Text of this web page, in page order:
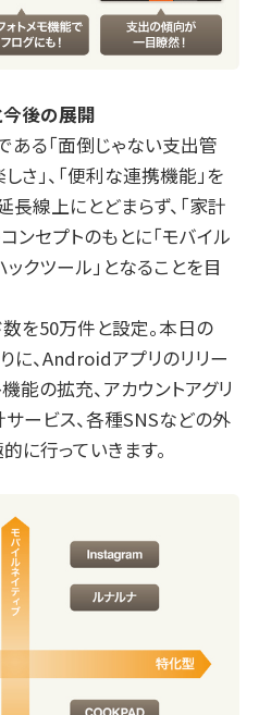
後の展開
ある「面倒じゃない支出管
さ」、「便利な連携機能」を
線上にとどまらず、「家計
ンセプトのもとに「モバイル
クツール」となることを目
を50万件と設定。本日の
、Androidアプリのリリー
能の拡充、アカウントアグリ
サービス、各種SNSなどの外
に行っていきます。